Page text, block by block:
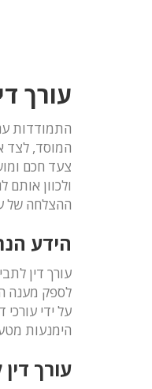
עורך
התמודדות
המוסד, לצד
צעד חכם
ולכוון
ההצלחה של
הידע
עורך דין
לספק מענה
על ידי
הימנעות
עורך